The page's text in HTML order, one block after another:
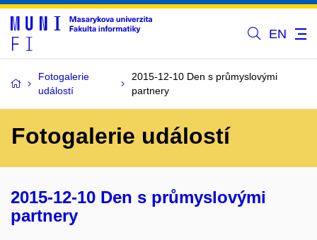
EN
Fotogalerie
událostí
2015-12-10 Den s průmyslovými
partnery
Fotogalerie událostí
2015-12-10 Den s průmyslovými
partnery